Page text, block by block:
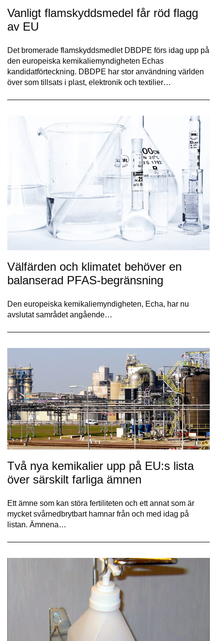
Vanligt flamskyddsmedel får röd flagg
av EU
Det bromerade flamskyddsmedlet DBDPE förs idag upp på
den europeiska kemikaliemyndigheten Echas
kandidatförteckning. DBDPE har stor användning världen
över som tillsats i plast, elektronik och textilier…
Välfärden och klimatet behöver en
balanserad PFAS-begränsning
Den europeiska kemikaliemyndigheten, Echa, har nu
avslutat samrådet angående…
Två nya kemikalier upp på EU:s lista
över särskilt farliga ämnen
Ett ämne som kan störa fertiliteten och ett annat som är
mycket svårnedbrytbart hamnar från och med idag på
listan. Ämnena…